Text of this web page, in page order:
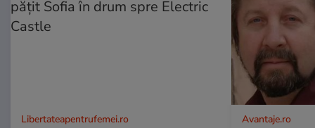
Libertateapentrufemei.ro Avantaje.ro